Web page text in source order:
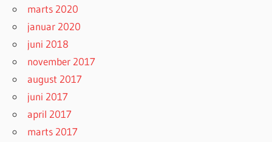
marts 2020
januar 2020
juni 2018
november 2017
august 2017
juni 2017
april 2017
marts 2017